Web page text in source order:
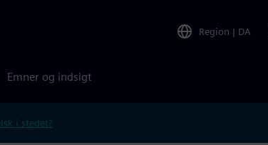
Region | DA
Emner og indsigt
i stedet?